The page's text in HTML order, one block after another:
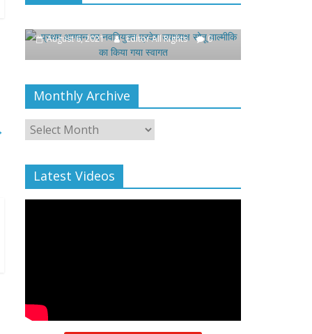
All Rights 0
खिलाफ प्रदर्शन
Monthly Archive
Monthly
Archive
Latest Videos